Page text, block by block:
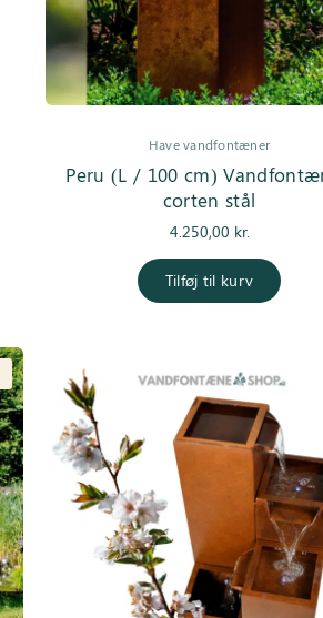
Have vandfontæner
Peru (L / 100 cm)
corten stål
4.250,00 kr.
Tilføj til kurv